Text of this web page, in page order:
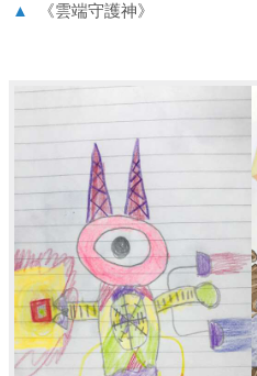
▲ 《雲端守護神》